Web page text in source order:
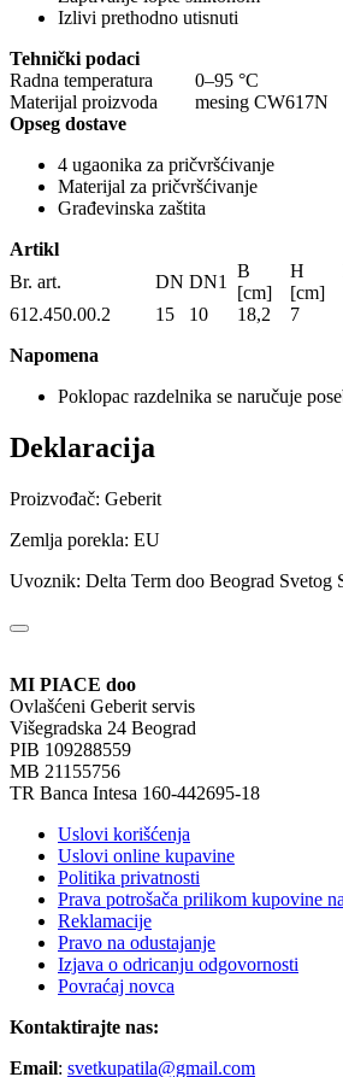
Izlivi prethodno utisnuti
Tehnički podaci
Radna temperatura
0–95 °C
Materijal proizvoda
mesing CW617N
Opseg dostave
4 ugaonika za pričvršćivanje
Materijal za pričvršćivanje
Građevinska zaštita
Artikl
Br. art.
DN DN1
B
[cm]
H
[cm]
612.450.00.2
15 10 18,2 7
Napomena
Poklopac razdelnika se naručuje
Deklaracija
Proizvođač: Geberit
Zemlja porekla: EU
Uvoznik: Delta Term doo Beograd Svetog
MI PIACE doo
Ovlašćeni Geberit servis
Višegradska 24 Beograd
PIB 109288559
MB 21155756
TR Banca Intesa 160-442695-18
Uslovi korišćenja
Uslovi online kupavine
Politika privatnosti
Prava potrošača prilikom kupovine
Reklamacije
Pravo na odustajanje
Izjava o odricanju odgovornosti
Povraćaj novca
Kontaktirajte nas:
Email: svetkupatila@gmail.com